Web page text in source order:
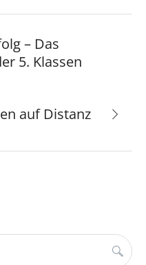
– Das
5. Klassen
auf Distanz